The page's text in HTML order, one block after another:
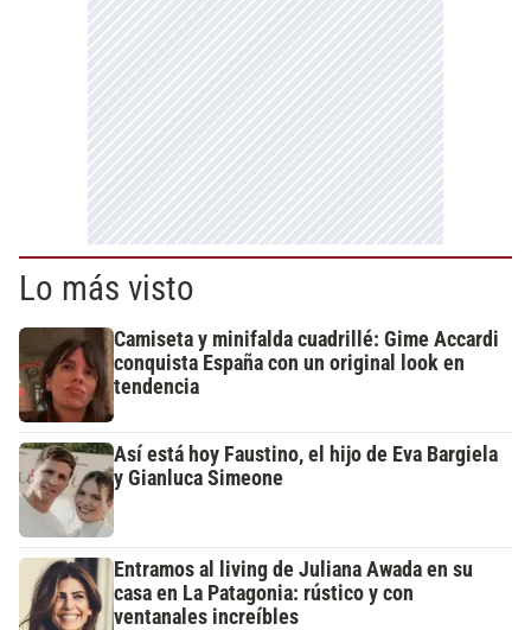
Lo más visto
Camiseta y minifalda cuadrillé: Gime Accardi
conquista España con un original look en
tendencia
Así está hoy Faustino, el hijo de Eva Bargiela
y Gianluca Simeone
Entramos al living de Juliana Awada en su
casa en La Patagonia: rústico y con
ventanales increíbles